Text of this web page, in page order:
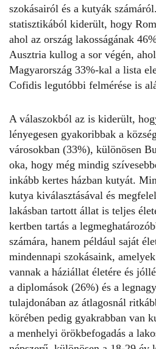
szokásairól és a kutyák
statisztikából kiderült, hogy
ahol az ország lakosságának
Ausztria kullog a sor végén,
Magyarország 33%-kal a lista
Cofidis legutóbbi felmérése is
A válaszokból az is kiderült,
lényegesen gyakoribbak a
városokban (33%), különösen
oka, hogy még mindig
inkább kertes házban kutyát.
kutya kiválasztásával és
lakásban tartott állat is teljes
kertben tartás a
számára, hanem például saját
mindennapi szokásaink,
vannak a háziállat életére és
a diplomások (26%) és a
tulajdonában az átlagosnál
körében pedig gyakrabban van
a menhelyi örökbefogadás a